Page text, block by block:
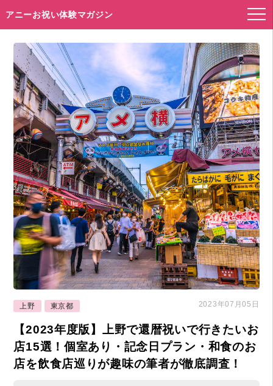
アニーお祝い体験マガジン
上野 東京都 2023年07月05日
【2023年度版】上野で還暦祝いで行きたいお
店15選！個室あり・記念日プラン・和食のお
店を飲食店巡りが趣味の筆者が徹底調査！